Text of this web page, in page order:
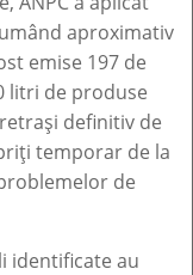
aproximativ
emise 197 de
litri de produse
definitiv de
temporar de la
de
identificate au